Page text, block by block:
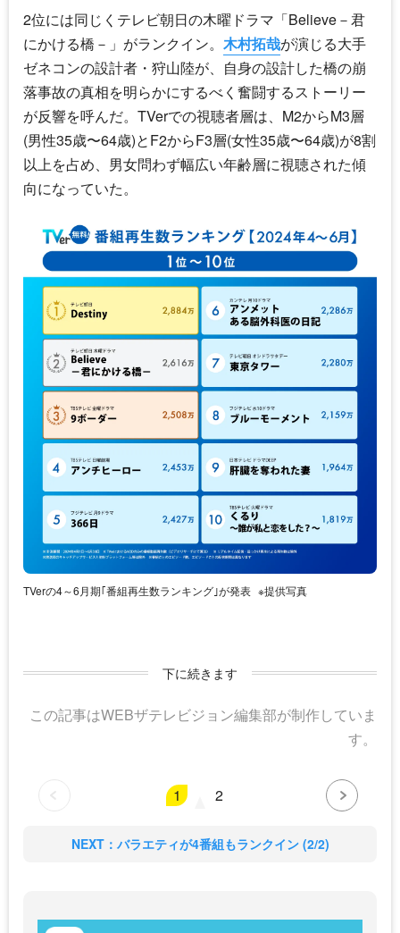
2位には同じくテレビ朝日の木曜ドラマ「Believe－君
にかける橋－ 」がランクイン。 木村拓哉が演じる大手
ゼネコンの設計者・狩山陸が、自身の設計した橋の崩
落事故の真相を明らかにするべく奮闘するストーリー
が反響を呼んだ。TVerでの視聴者層は、M2からM3層
(男性35歳〜64歳)とF2からF3層(女性35歳〜64歳)が8割
以上を占め、男女問わず幅広い年齢層に視聴された傾
向になっていた。
TVerの4～6月期｢番組再生数ランキング｣が発表 ※提供写真
下に続きます
この記事はWEBザテレビジョン編集部が制作していま
す。
1 2
NEXT：バラエティが4番組もランクイン (2/2)